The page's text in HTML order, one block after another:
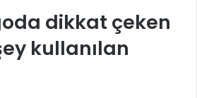
dikkat çeken
kullanılan